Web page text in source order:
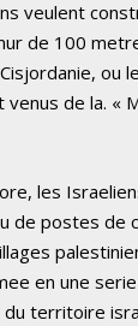
veulent
de 100
ou
venus de la. «
les
de postes de
en une
territoire